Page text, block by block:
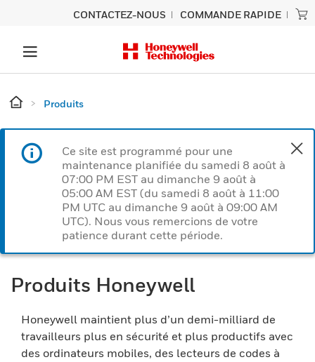
CONTACTEZ-NOUS COMMANDE RAPIDE
Produits
Ce site est programmé pour une
maintenance planifiée du samedi 8 août à
07:00 PM EST au dimanche 9 août à
05:00 AM EST (du samedi 8 août à 11:00
PM UTC au dimanche 9 août à 09:00 AM
UTC). Nous vous remercions de votre
patience durant cette période.
Produits Honeywell
Honeywell maintient plus d’un demi-milliard de
travailleurs plus en sécurité et plus productifs avec
des ordinateurs mobiles, des lecteurs de codes à